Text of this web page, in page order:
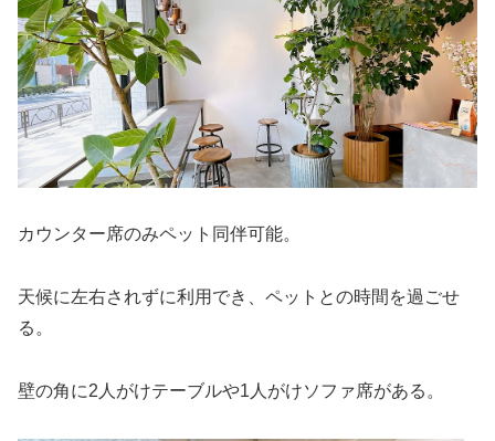
カウンター席のみペット同伴可能。
天候に左右されずに利用でき、ペットとの時間を過ごせ
る。
壁の角に2人がけテーブルや1人がけソファ席がある。